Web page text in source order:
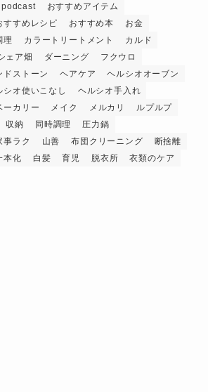
podcast
おすすめアイテム
すすめレシピ おすすめ本
お金
理 カラートリートメント
カルド
ェア畑 ダーニング
フクウロ
ドストーン ヘアケア
ヘルシオオーブン
シオ使いこなし
ヘルシオ手入れ
ーカリー メイク メルカリ
ルプルプ
収納 同時調理
圧力鍋
事ラク 山善 布団クリーニング
断捨離
本化 白髪 育児 脱衣所 衣類のケア